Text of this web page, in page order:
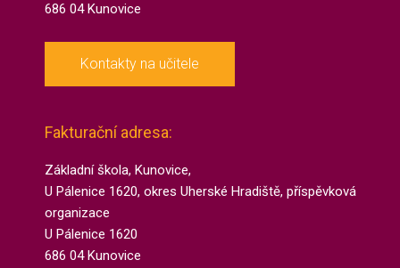
686 04 Kunovice
Kontakty na učitele
Fakturační adresa:
Základní škola, Kunovice,
U Pálenice 1620, okres Uherské Hradiště, příspěvková
organizace
U Pálenice 1620
686 04 Kunovice